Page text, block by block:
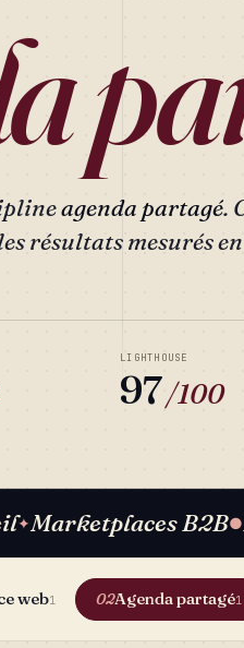
agenda partagé.
résultats mesurés
LIGHTHOUSE
97/100
✦Marketplaces B2B●
web1 02Agenda partagé1